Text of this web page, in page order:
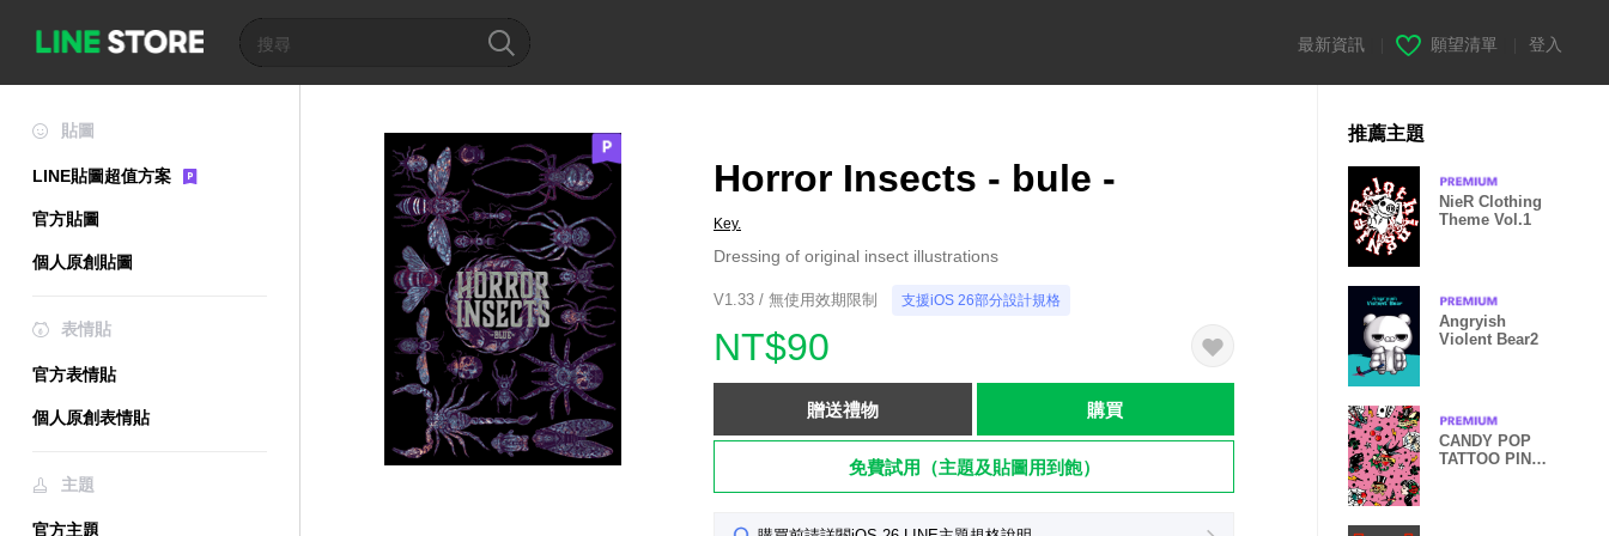
最新資訊 願望清單 登入
貼圖
LINE貼圖超值方案
官方貼圖
個人原創貼圖
表情貼
官方表情貼
個人原創表情貼
主題
官方主題
Horror Insects - bule -
Key.
Dressing of original insect illustrations
V1.33 / 無使用效期限制 支援iOS 26部分設計規格
NT$90
贈送禮物 購買
免費試用（主題及貼圖用到飽）
推薦主題
NieR Clothing
Theme Vol.1
Angryish
Violent Bear2
CANDY POP
TATTOO PINK